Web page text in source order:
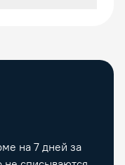
на 7 дней за